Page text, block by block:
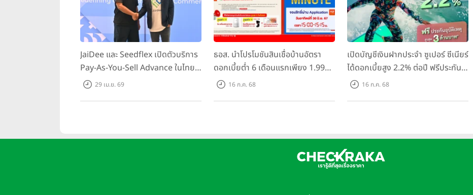
JaiDee และ Seedflex เปิดตัวบริการ
Pay-As-You-Sell Advance ในไทย
พร้อมยกระดับการเข้าถึงเงินทุน
29 เม.ย. 69
ธอส. นำโปรโมชันสินเชื่อบ้านอัตรา
ดอกเบี้ยต่ำ 6 เดือนแรกเพียง 1.99%
ต่อปี ร่วมงาน "Thailand Smart
16 ก.ค. 68
เปิดบัญชีเงินฝากประจำ ซูเปอร์ ซีเนียร์
ได้ดอกเบี้ยสูง 2.2% ต่อปี ฟรีประกัน
อุบัติเหตุ สูงสุด 3 ล้านบาท*
16 ก.ค. 68